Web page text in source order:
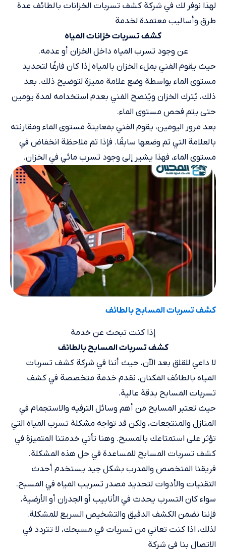
لهذا نوفر لك في شركة كشف تسربات الخزانات بالطائف عدة
طرق وأساليب معتمدة لخدمة
كشف تسربات خزانات المياه
عن وجود تسرب المياه داخل الخزان أو عدمه.
حيث يقوم الفني بملء الخزان بالمياه إذا كان فارغًا لتحديد
مستوى الماء بواسطة وضع علامة مميزة لتوضيح ذلك. بعد
ذلك، يُترك الخزان ويُنصح الفني بعدم استخدامه لمدة يومين
حتى يتم فحص مستوى الماء.
بعد مرور اليومين، يقوم الفني بمعاينة مستوى الماء ومقارنته
بالعلامة التي تم وضعها سابقًا. فإذا تم ملاحظة انخفاض في
مستوى الماء، فهذا يشير إلى وجود تسرب مائي في الخزان.
كشف تسربات المسابح بالطائف
إذا كنت تبحث عن خدمة
كشف تسربات المسابح بالطائف
لا داعي للقلق بعد الآن، حيث أننا في شركة كشف تسربات
المياه بالطائف المكنان، نقدم خدمة متخصصة في كشف
تسربات المسابح بدقة عالية.
حيث تعتبر المسابح من أهم وسائل الترفيه والاستجمام في
المنازل والمنتجعات، ولكن قد تواجه مشكلة تسرب المياه التي
تؤثر على استمتاعك بالمسبح. وهنا تأتي خدمتنا المتميزة في
كشف تسربات المسابح للمساعدة في حل هذه المشكلة.
فريقنا المتخصص والمدرب بشكل جيد يستخدم أحدث
التقنيات والأدوات لتحديد مصدر تسريب المياه في المسبح.
سواء كان التسرب يحدث في الأنابيب أو الجدران أو الأرضية،
فإننا نضمن الكشف الدقيق والتشخيص السريع للمشكلة.
لذلك، اذا كنت تعاني من تسربات في مسبحك، لا تتردد في
الاتصال بنا في شركة